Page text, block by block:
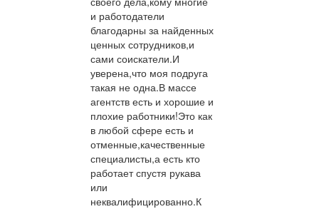
и работодатели
благодарны за найденных
ценных сотрудников,и
сами соискатели.И
уверена,что моя подруга
такая не одна.В массе
агентств есть и хорошие и
плохие работники!Это как
в любой сфере есть и
отменные,качественные
специалисты,а есть кто
работает спустя рукава
или
неквалифицированно.К